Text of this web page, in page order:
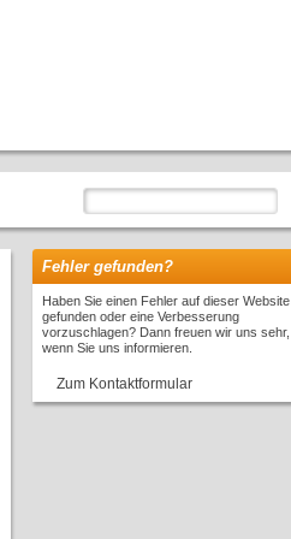
Fehler gefunden?
Haben Sie einen Fehler auf dieser Website
gefunden oder eine Verbesserung
vorzuschlagen? Dann freuen wir uns sehr,
wenn Sie uns informieren.
Zum Kontaktformular